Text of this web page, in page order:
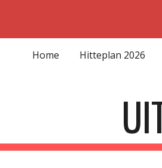
Home Hitteplan 2026